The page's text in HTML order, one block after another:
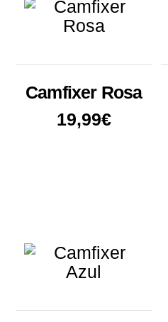
Camfixer Rosa
19,99€